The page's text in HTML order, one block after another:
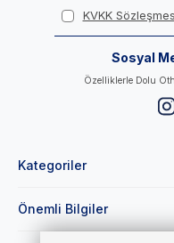
Kategoriler
Önemli Bilgiler
KVKK
Sosyal
Özelliklerle Dolu